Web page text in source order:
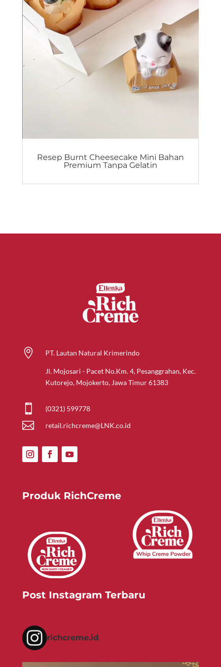
Resep Burnt Cheesecake Mini Bahan
Premium Tanpa Gelatin
 PT. Lautan Natural Krimerindo
Jl. Mojosari - Pacet No.Km. 4, Pesanggrahan, Kec.
Kutorejo, Mojokerto, Jawa Timur 61383
 (0321) 599778
 retail.richcreme@LNK.co.id
Produk RichCreme
Post Instagram Terbaru
richcreme.id